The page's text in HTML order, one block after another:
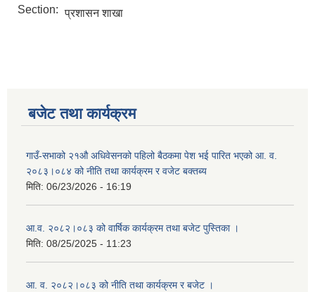
Section: प्रशासन शाखा
बजेट तथा कार्यक्रम
गाउँ-सभाको २१औ अधिवेसनको पहिलो बैठकमा पेश भई पारित भएको आ. व.
२०८३।०८४ को नीति तथा कार्यक्रम र वजेट बक्तब्य
मिति: 06/23/2026 - 16:19
आ.व. २०८२।०८३ को वार्षिक कार्यक्रम तथा बजेट पुस्तिका ।
मिति: 08/25/2025 - 11:23
आ. व. २०८२।०८३ को नीति तथा कार्यक्रम र बजेट ।